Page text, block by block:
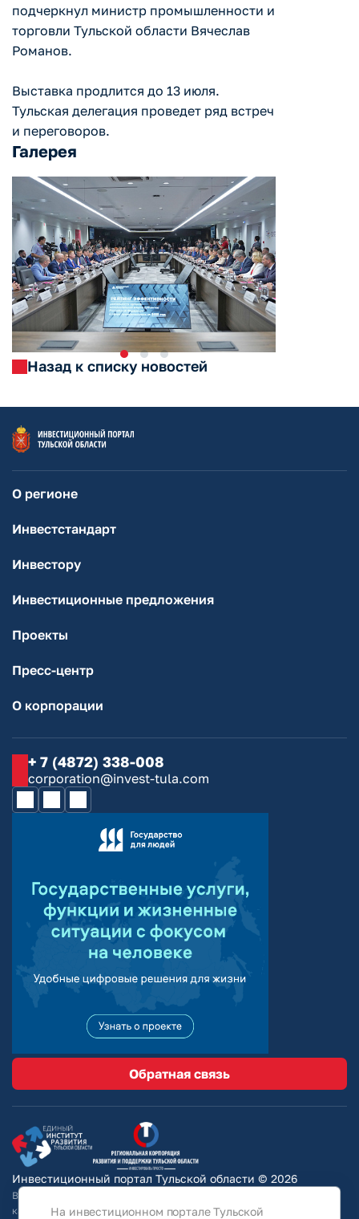
подчеркнул министр промышленности и
торговли Тульской области Вячеслав
Романов.
Выставка продлится до 13 июля.
Тульская делегация проведет ряд встреч
и переговоров.
Галерея
Назад к списку новостей
О регионе
Инвестстандарт
Инвестору
Инвестиционные предложения
Проекты
Пресс-центр
О корпорации
+ 7 (4872) 338-008
corporation@invest-tula.com
Обратная связь
Инвестиционный портал Тульской области © 2026
Вся информация на сайте носит ознакомительный характер и ни при
каких условиях не является публичной офертой, определяемой
На инвестиционном портале Тульской